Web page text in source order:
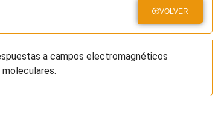
VOLVER
a campos electromagnéticos